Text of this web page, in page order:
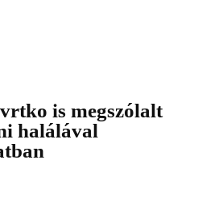
is megszólalt
halálával